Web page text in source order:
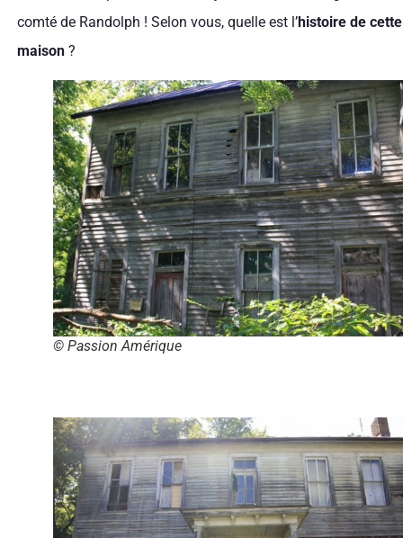
comté de Randolph ! Selon vous, quelle est l’histoire de cette
maison?
© Passion Amérique